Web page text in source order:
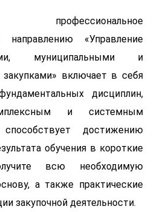
профессиональное
направлению «Управление
муниципальными и
включает в себя
дисциплин,
и системным
достижению
обучения в короткие
всю необходимую
а также практические
закупочной деятельности.